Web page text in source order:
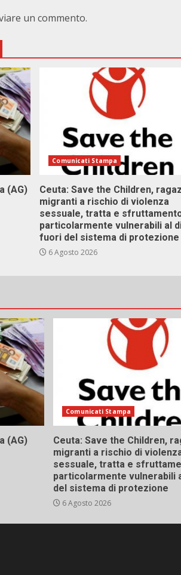
un commento.
(AG)
Comunicati Stampa
Ceuta: Save the Children,
migranti a rischio di violenza
sessuale, tratta e
particolarmente vulnerabili al
fuori del sistema di protezione
6 Agosto 2026
(AG)
Comunicati Stampa
Ceuta: Save the Children,
migranti a rischio di
sessuale, tratta e
particolarmente vulnerabili
del sistema di protezione
6 Agosto 2026